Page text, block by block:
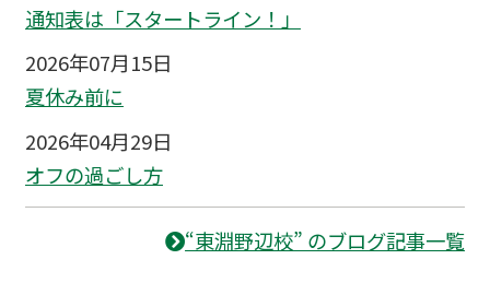
通知表は「スタートライン！」
2026年07月15日
夏休み前に
2026年04月29日
オフの過ごし方
“東淵野辺校” のブログ記事一覧